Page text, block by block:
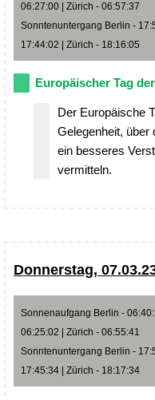
06:27:00 | Zürich - 06:57:37
Sonntenuntergang Berlin -
17:44:02 | Zürich - 18:16:05
Europäischer Tag
Der Europäische
Gelegenheit, über
ein besseres
vermitteln.
Donnerstag,
Sonnenaufgang Berlin -
06:25:02 | Zürich - 06:55:41
Sonntenuntergang Berlin -
17:45:34 | Zürich - 18:17:34